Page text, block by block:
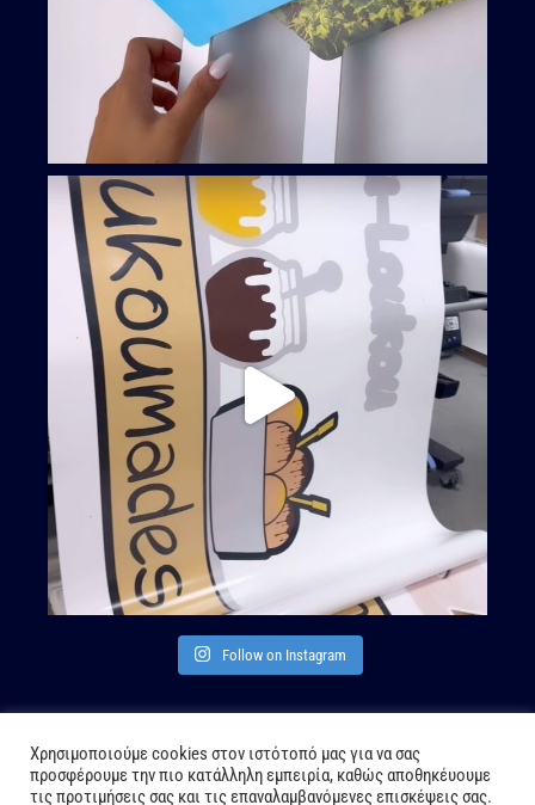
Follow on Instagram
Χρησιμοποιούμε cookies στον ιστότοπό μας για να σας
προσφέρουμε την πιο κατάλληλη εμπειρία, καθώς αποθηκέυουμε
τις προτιμήσεις σας και τις επαναλαμβανόμενες επισκέψεις σας.